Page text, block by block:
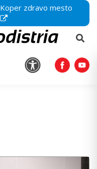
Koper zdravo mesto